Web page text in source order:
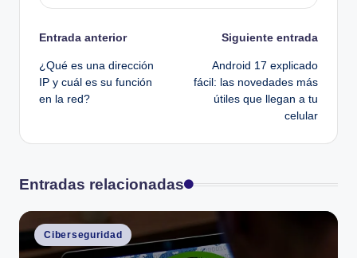
Navegación
de
entradas
Entrada anterior
¿Qué es una dirección
IP y cuál es su función
en la red?
Siguiente entrada
Android 17 explicado
fácil: las novedades más
útiles que llegan a tu
celular
Entradas relacionadas
Publicado
en
Ciberseguridad